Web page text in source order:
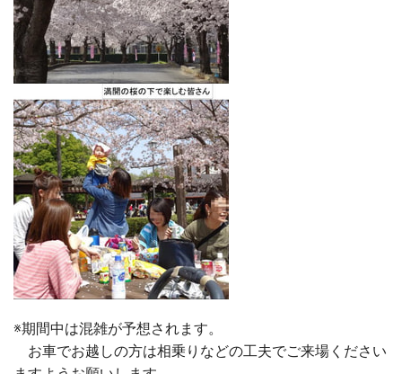
※期間中は混雑が予想されます。
お車でお越しの方は相乗りなどの工夫でご来場ください